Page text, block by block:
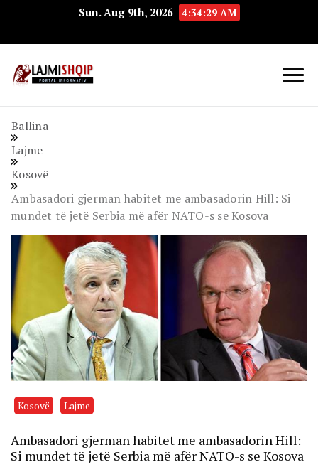
Sun. Aug 9th, 2026 4:34:30 AM
Ballina
Lajme
Kosovë
Ambasadori gjerman habitet me ambasadorin Hill: Si
mundet të jetë Serbia më afër NATO-s se Kosova
Kosovë Lajme
Ambasadori gjerman habitet me ambasadorin Hill:
Si mundet të jetë Serbia më afër NATO-s se Kosova